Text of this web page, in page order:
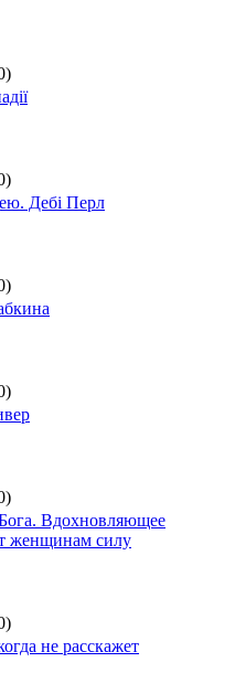
Дебі Перл
Вдохновляющее
женщинам силу
не расскажет